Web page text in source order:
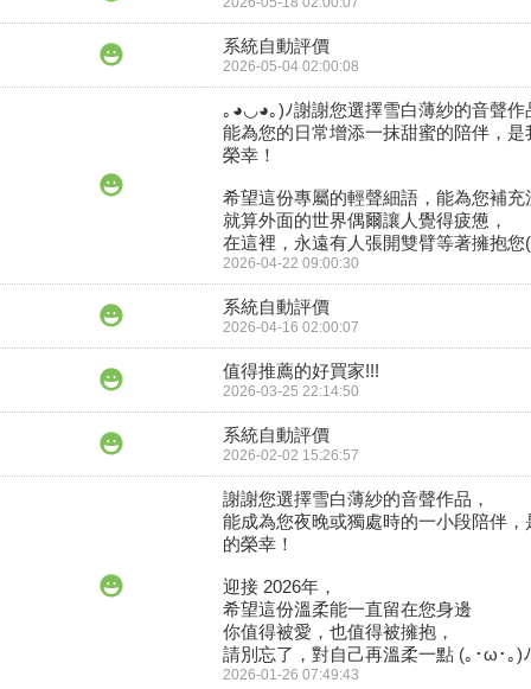
系統自動評價
2026-05-04 02:00:08
｡◕◡◕｡)ﾉ謝謝您選擇雪白薄紗的音聲作
能為您的日常增添一抹甜蜜的陪伴，是
榮幸！
希望這份專屬的輕聲細語，能為您補充
就算外面的世界偶爾讓人覺得疲憊，
在這裡，永遠有人張開雙臂等著擁抱
2026-04-22 09:00:30
系統自動評價
2026-04-16 02:00:07
值得推薦的好買家!!!
2026-03-25 22:14:50
系統自動評價
2026-02-02 15:26:57
謝謝您選擇雪白薄紗的音聲作品，
能成為您夜晚或獨處時的一小段陪伴，
的榮幸！
迎接 2026年，
希望這份溫柔能一直留在您身邊
你值得被愛，也值得被擁抱，
請別忘了，對自己再溫柔一點 (｡･ω･｡)
2026-01-26 07:49:43